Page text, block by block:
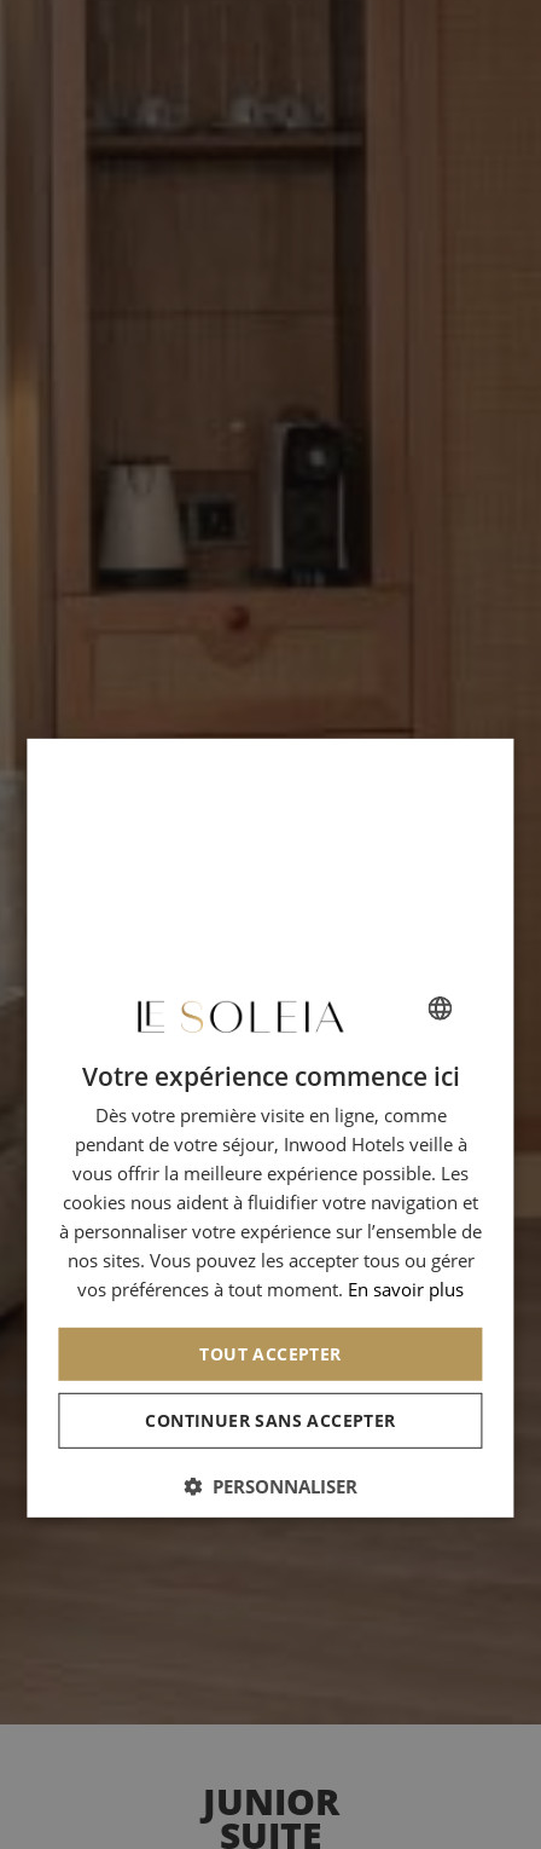
JUNIOR
SUITE
FRENCH
ENGLISH
GERMAN
ITALIAN
Votre expérience commence ici
Dès votre première visite en ligne, comme
pendant de votre séjour, Inwood Hotels veille à
vous offrir la meilleure expérience possible. Les
cookies nous aident à fluidifier votre navigation et
à personnaliser votre expérience sur l’ensemble de
nos sites. Vous pouvez les accepter tous ou gérer
vos préférences à tout moment. En savoir plus
TOUT ACCEPTER
CONTINUER SANS ACCEPTER
PERSONNALISER